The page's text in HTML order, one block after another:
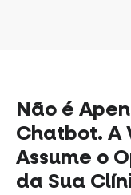
Não é
Chatbot. A
Assume o
da Sua